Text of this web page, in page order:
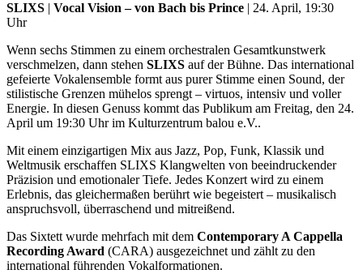
SLIXS | Vocal Vision – von Bach bis Prince | 24. April, 19:30
Uhr
Wenn sechs Stimmen zu einem orchestralen Gesamtkunstwerk
verschmelzen, dann stehen SLIXS auf der Bühne. Das international
gefeierte Vokalensemble formt aus purer Stimme einen Sound, der
stilistische Grenzen mühelos sprengt – virtuos, intensiv und voller
Energie. In diesen Genuss kommt das Publikum am Freitag, den 24.
April um 19:30 Uhr im Kulturzentrum balou e.V..
Mit einem einzigartigen Mix aus Jazz, Pop, Funk, Klassik und
Weltmusik erschaffen SLIXS Klangwelten von beeindruckender
Präzision und emotionaler Tiefe. Jedes Konzert wird zu einem
Erlebnis, das gleichermaßen berührt wie begeistert – musikalisch
anspruchsvoll, überraschend und mitreißend.
Das Sixtett wurde mehrfach mit dem Contemporary A Cappella
Recording Award (CARA) ausgezeichnet und zählt zu den
international führenden Vokalformationen.